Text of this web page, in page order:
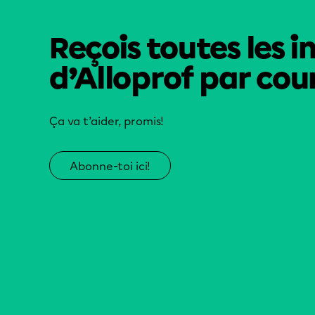
Reçois toutes les
d’Alloprof par
Ça va t’aider, promis!
Abonne-toi ici!